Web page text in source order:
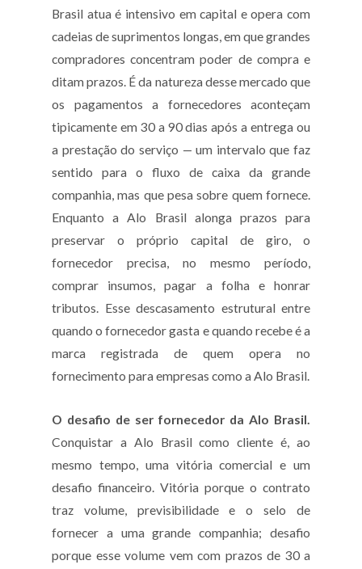
Brasil atua é intensivo em capital e opera com
cadeias de suprimentos longas, em que grandes
compradores concentram poder de compra e
ditam prazos. É da natureza desse mercado que
os pagamentos a fornecedores aconteçam
tipicamente em 30 a 90 dias após a entrega ou
a prestação do serviço — um intervalo que faz
sentido para o fluxo de caixa da grande
companhia, mas que pesa sobre quem fornece.
Enquanto a Alo Brasil alonga prazos para
preservar o próprio capital de giro, o
fornecedor precisa, no mesmo período,
comprar insumos, pagar a folha e honrar
tributos. Esse descasamento estrutural entre
quando o fornecedor gasta e quando recebe é a
marca registrada de quem opera no
fornecimento para empresas como a Alo Brasil.
O desafio de ser fornecedor da Alo Brasil.
Conquistar a Alo Brasil como cliente é, ao
mesmo tempo, uma vitória comercial e um
desafio financeiro. Vitória porque o contrato
traz volume, previsibilidade e o selo de
fornecer a uma grande companhia; desafio
porque esse volume vem com prazos de 30 a